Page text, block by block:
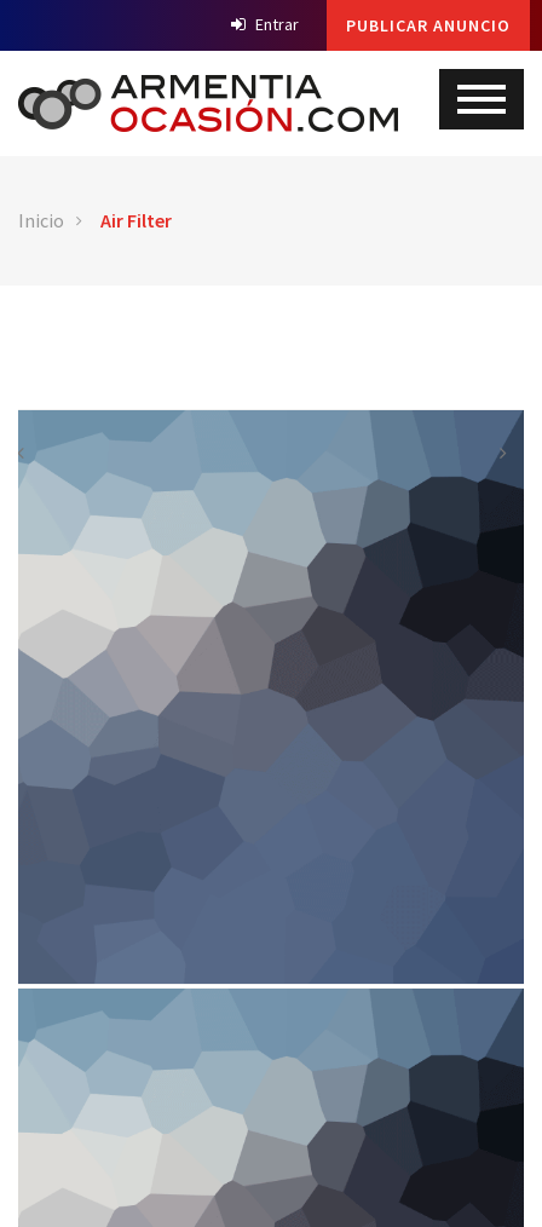
Entrar PUBLICAR ANUNCIO
Inicio Air Filter